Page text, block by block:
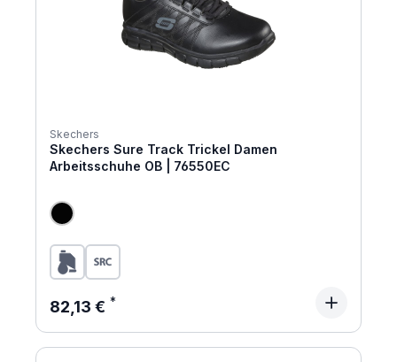
Skechers
Skechers Sure Track Trickel Damen
Arbeitsschuhe OB | 76550EC
Regulärer Preis:
82,13 €